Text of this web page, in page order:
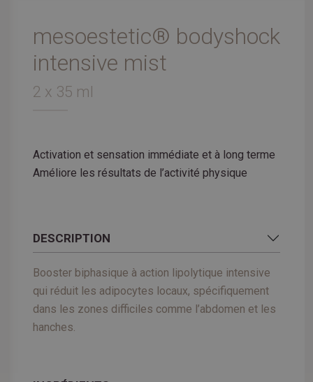
mesoestetic® bodyshock
intensive mist
2 x 35 ml
Activation et sensation immédiate et à long terme
Améliore les résultats de l’activité physique
DESCRIPTION
Booster biphasique à action lipolytique intensive
qui réduit les adipocytes locaux, spécifiquement
dans les zones difficiles comme l’abdomen et les
hanches.